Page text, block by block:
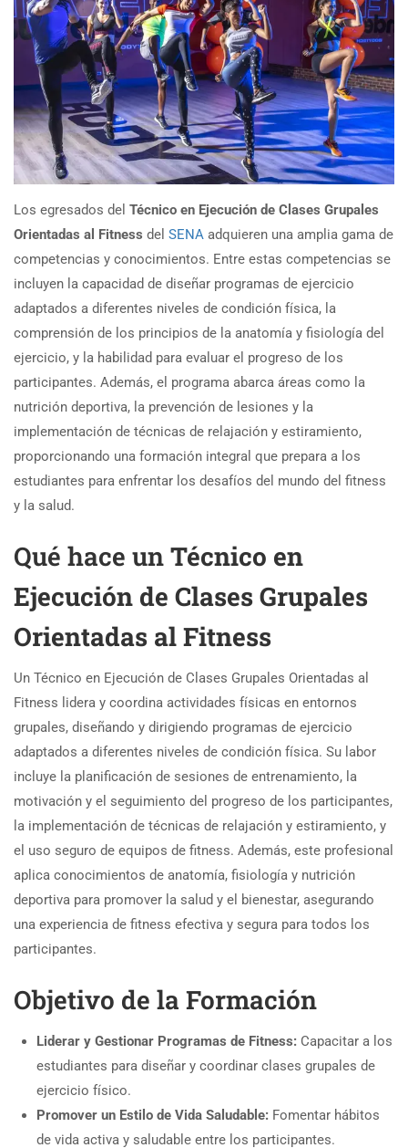
Los egresados del Técnico en Ejecución de Clases Grupales
Orientadas al Fitness del SENA adquieren una amplia gama de
competencias y conocimientos. Entre estas competencias se
incluyen la capacidad de diseñar programas de ejercicio
adaptados a diferentes niveles de condición física, la
comprensión de los principios de la anatomía y fisiología del
ejercicio, y la habilidad para evaluar el progreso de los
participantes. Además, el programa abarca áreas como la
nutrición deportiva, la prevención de lesiones y la
implementación de técnicas de relajación y estiramiento,
proporcionando una formación integral que prepara a los
estudiantes para enfrentar los desafíos del mundo del fitness
y la salud.
Qué hace unTécnico en
Ejecución de Clases Grupales
Orientadas al Fitness
Un Técnico en Ejecución de Clases Grupales Orientadas al
Fitness lidera y coordina actividades físicas en entornos
grupales, diseñando y dirigiendo programas de ejercicio
adaptados a diferentes niveles de condición física. Su labor
incluye la planificación de sesiones de entrenamiento, la
motivación y el seguimiento del progreso de los participantes,
la implementación de técnicas de relajación y estiramiento, y
el uso seguro de equipos de fitness. Además, este profesional
aplica conocimientos de anatomía, fisiología y nutrición
deportiva para promover la salud y el bienestar, asegurando
una experiencia de fitness efectiva y segura para todos los
participantes.
Objetivo de la Formación
Liderar y Gestionar Programas de Fitness: Capacitar a los
estudiantes para diseñar y coordinar clases grupales de
ejercicio físico.
Promover un Estilo de Vida Saludable: Fomentar hábitos
de vida activa y saludable entre los participantes.